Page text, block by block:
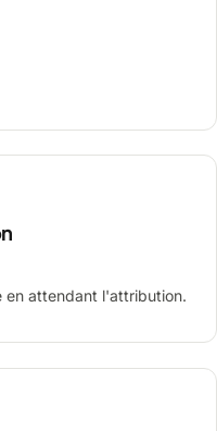
en attendant l'attribution.